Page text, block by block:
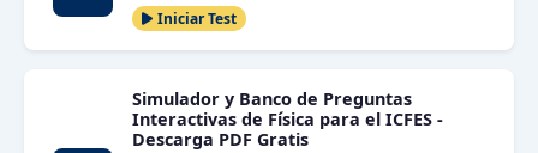
Iniciar Test
Simulador y Banco de Preguntas
Interactivas de Física para el ICFES -
Descarga PDF Gratis